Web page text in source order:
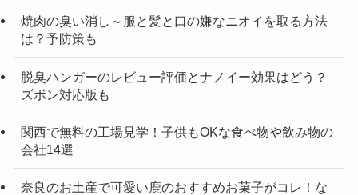
焼肉の臭い消し～服と髪と口の嫌なニオイを取る方法
は？予防策も
脱臭ハンガーのレビュー評価とナノイー効果はどう？
ズボン対応版も
関西で無料の工場見学！子供もOKな食べ物や飲み物の
会社14選
奈良のお土産で可愛い鹿のおすすめお菓子がコレ！な